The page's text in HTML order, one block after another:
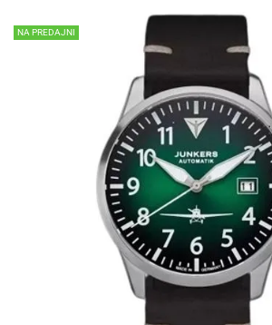
NA PREDAJNI